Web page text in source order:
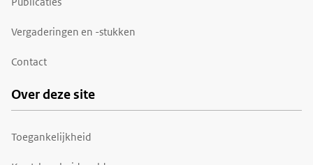
Vergaderingen en -stukken
Contact
Over deze site
Toegankelijkheid